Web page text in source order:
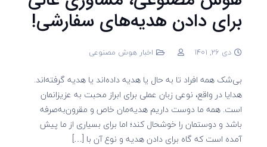
برای دادن هدیه‌های سفارشی!
دی 26, 1401 اخبار هوش مصنوعی
بی‌شک همه افراد تا به حال یا هدیه داده‌اند یا هدیه گرفته‌اند.
هدایا در واقع، نوعی زبان عملی برای ابراز محبت به عزیزانمان
است. همه ما دوست داریم هدیه‌مان خاص و مقرون‌به‌صرفه
باشد و دوستمان را خوشحال کند؛ اما برای بسیاری از ما پیش
آمده است که گاه برای دادن هدیه و نوع آن با […]